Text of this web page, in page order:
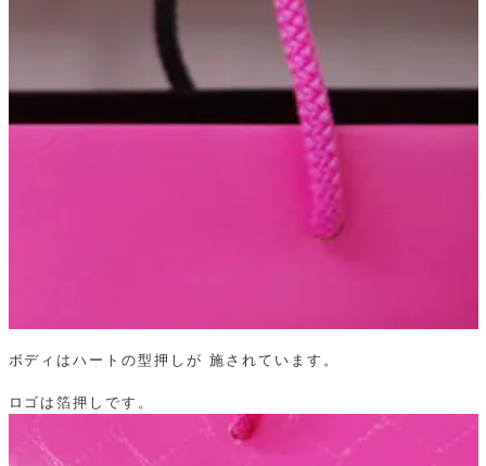
ボディはハートの型押しが 施されています。
ロゴは箔押しです。